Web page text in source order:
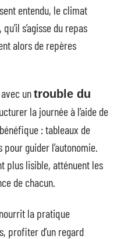
entendu, le climat
s’agisse du repas
alors de repères
untrouble du
la journée à l’aide de
: tableaux de
guider l’autonomie.
plus lisible, atténuent les
de chacun.
nourrit la pratique
profiter d’un regard